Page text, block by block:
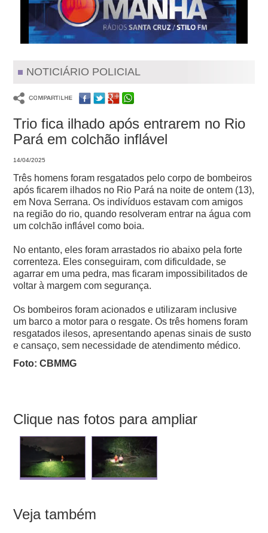
NOTICIÁRIO POLICIAL
Trio fica ilhado após entrarem no Rio
Pará em colchão inflável
14/04/2025
Três homens foram resgatados pelo corpo de bombeiros
após ficarem ilhados no Rio Pará na noite de ontem (13),
em Nova Serrana. Os indivíduos estavam com amigos
na região do rio, quando resolveram entrar na água com
um colchão inflável como boia.
No entanto, eles foram arrastados rio abaixo pela forte
correnteza. Eles conseguiram, com dificuldade, se
agarrar em uma pedra, mas ficaram impossibilitados de
voltar à margem com segurança.
Os bombeiros foram acionados e utilizaram inclusive
um barco a motor para o resgate.Os três homens foram
resgatados ilesos, apresentando apenas sinais de susto
e cansaço, sem necessidade de atendimento médico.
Foto: CBMMG
Clique nas fotos para ampliar
Veja também